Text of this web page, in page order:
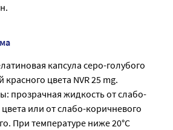
капсула серо-голубого
цвета NVR 25 mg.
прозрачная жидкость от слабо-
или от слабо-коричневого
При температуре ниже 20°С